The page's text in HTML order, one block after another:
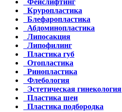
Фейслифтинг
Круропластика
Блефаропластика
Абдоминопластика
Липосакция
Липофилинг
Пластика губ
Отопластика
Ринопластика
Флебология
Эстетическая гинекология
Пластика шеи
Пластика подбородка